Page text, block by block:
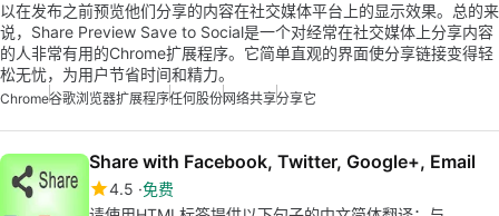
以在发布之前预览他们分享的内容在社交媒体平台上的显示效果。总的来
说，Share Preview Save to Social是一个对经常在社交媒体上分享内容
的人非常有用的Chrome扩展程序。它简单直观的界面使分享链接变得轻
松无忧，为用户节省时间和精力。
Chrome谷歌浏览器扩展程序任何股份网络共享分享它
Share with Facebook, Twitter, Google+, Email
4.5 免费